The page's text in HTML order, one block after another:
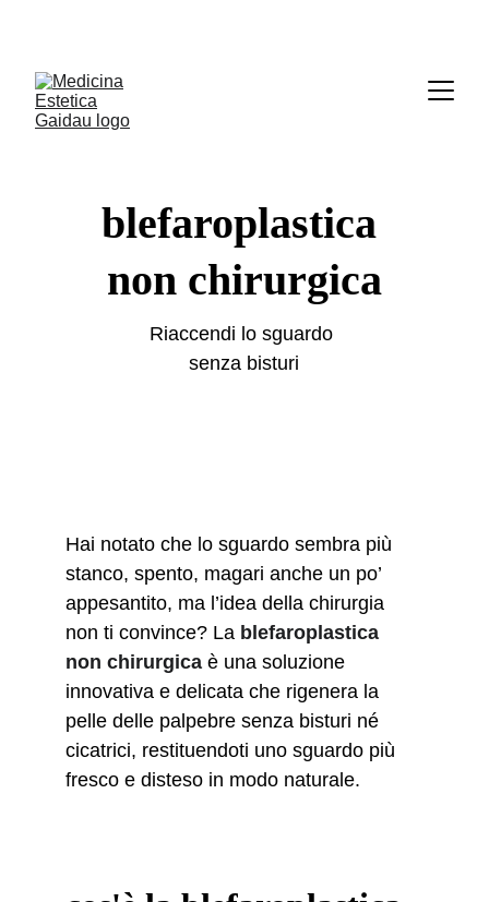
blefaroplastica
non chirurgica
Riaccendi lo sguardo
senza bisturi
Hai notato che lo sguardo sembra più
stanco, spento, magari anche un po’
appesantito, ma l’idea della chirurgia
non ti convince? La blefaroplastica
non chirurgica è una soluzione
innovativa e delicata che rigenera la
pelle delle palpebre senza bisturi né
cicatrici, restituendoti uno sguardo più
fresco e disteso in modo naturale.